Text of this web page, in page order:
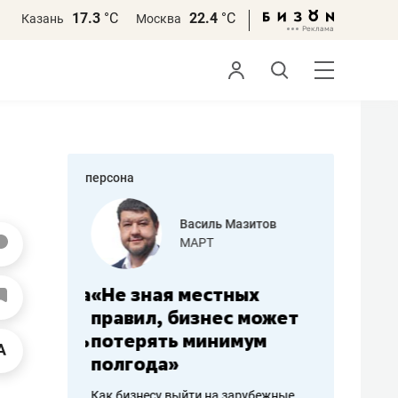
Казань 17.3 °С Москва 22.4 °С
персона
работа
Василь Мазитов
МАРТ
«Не зная местных
правил, бизнес может
потерять минимум
полгода»